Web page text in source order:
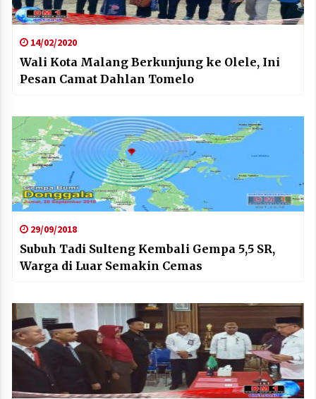
14/02/2020
Wali Kota Malang Berkunjung ke Olele, Ini
Pesan Camat Dahlan Tomelo
29/09/2018
Subuh Tadi Sulteng Kembali Gempa 5,5 SR,
Warga di Luar Semakin Cemas